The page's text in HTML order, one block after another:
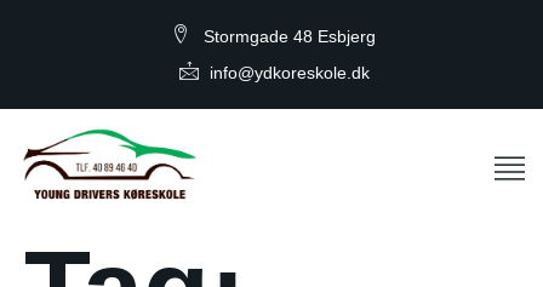
Stormgade 48 Esbjerg
info@ydkoreskole.dk